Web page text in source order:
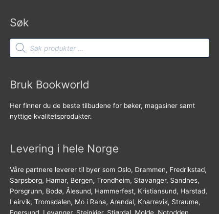
Søk
Products
search
Bruk Bookworld
Her finner du de beste tilbudene for bøker, magasiner samt
nyttige kvalitetsprodukter.
Levering i hele Norge
Våre partnere leverer til byer som Oslo, Drammen, Fredrikstad,
Sarpsborg, Hamar, Bergen, Trondheim, Stavanger, Sandnes,
Porsgrunn, Bodø, Ålesund, Hammerfest, Kristiansund, Harstad,
Leirvik, Tromsdalen, Mo i Rana, Arendal, Knarrevik, Straume,
Egersund, Levanger, Steinkjer, Stjørdal, Molde, Notodden,